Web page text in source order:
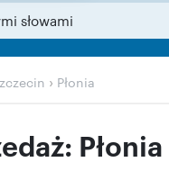
słowami
› Płonia